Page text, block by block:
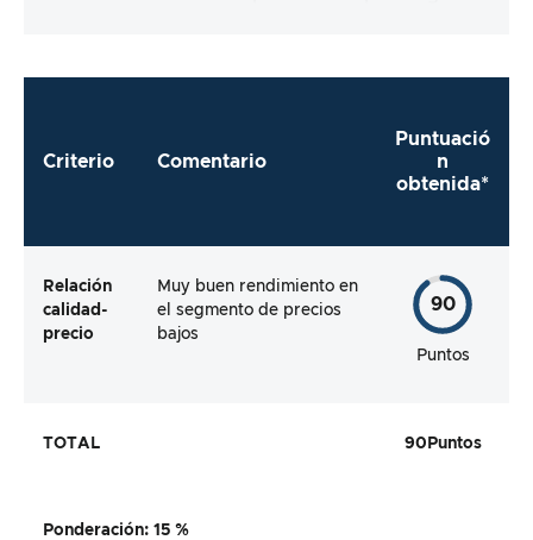
Criterio Comentario
Puntuació
n
obtenida*
Relación
calidad-
precio
Muy buen rendimiento en
el segmento de precios
bajos
90
Puntos
TOTAL 90 Puntos
Ponderación: 15 %